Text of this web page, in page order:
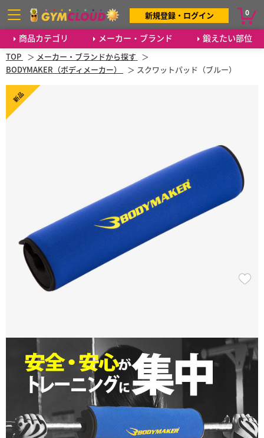
商品カテゴリ メーカー・ブランド 鍛えたい部位
新規登録・ログイン 0
TOP
メーカー・ブランドから探す
BODYMAKER（ボディメーカー）
スクワットパッド（ブルー）
新品